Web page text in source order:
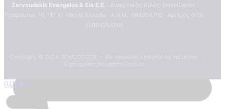
Zervoudakis Evangelos & Sia E.E.
0,00 € 0